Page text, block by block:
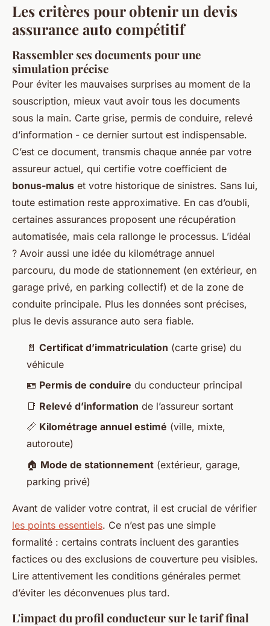
Les critères pour obtenir un devis
assurance auto compétitif
Rassembler ses documents pour une
simulation précise
Pour éviter les mauvaises surprises au moment de la
souscription, mieux vaut avoir tous les documents
sous la main. Carte grise, permis de conduire, relevé
d’information - ce dernier surtout est indispensable.
C’est ce document, transmis chaque année par votre
assureur actuel, qui certifie votre coefficient de
bonus-malus et votre historique de sinistres. Sans lui,
toute estimation reste approximative. En cas d’oubli,
certaines assurances proposent une récupération
automatisée, mais cela rallonge le processus. L’idéal
? Avoir aussi une idée du kilométrage annuel
parcouru, du mode de stationnement (en extérieur, en
garage privé, en parking collectif) et de la zone de
conduite principale. Plus les données sont précises,
plus le devis assurance auto sera fiable.
📄 Certificat d’immatriculation (carte grise) du
véhicule
🪪 Permis de conduire du conducteur principal
📑 Relevé d’information de l’assureur sortant
📏 Kilométrage annuel estimé (ville, mixte,
autoroute)
🏠 Mode de stationnement (extérieur, garage,
parking privé)
Avant de valider votre contrat, il est crucial de vérifier
les points essentiels. Ce n’est pas une simple
formalité : certains contrats incluent des garanties
factices ou des exclusions de couverture peu visibles.
Lire attentivement les conditions générales permet
d’éviter les déconvenues plus tard.
L'impact du profil conducteur sur le tarif final